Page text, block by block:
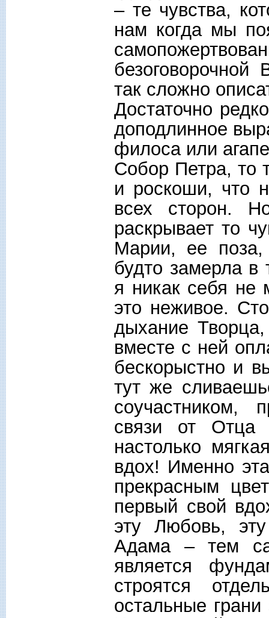
– те чувства,
нам когда мы
так сложно
Достаточно
доподлинное
филоса или
Собор Петра, то
и роскоши, что
всех сторон.
раскрывает то
Марии, ее поза,
будто замерла
я никак себя не
это неживое.
дыхание
вместе с ней
бескорыстно и
тут же
соучастником,
связи от Отца
настолько
вдох! Именно
прекрасным
первый свой
эту Любовь,
Адама – тем
является
строятся
остальные грани